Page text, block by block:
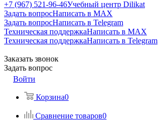
+7 (967) 521-96-46Учебный центр Dilikat
Задать вопросНаписать в MAX
Задать вопросНаписать в Telegram
Техническая поддержкаНаписать в MAX
Техническая поддержкаНаписать в Telegram
Заказать звонок
Задать вопрос
Войти
Корзина0
Сравнение товаров0